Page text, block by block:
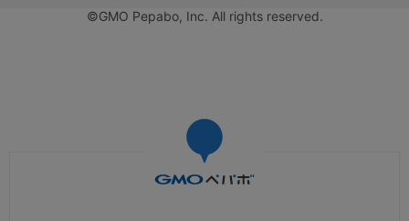
©GMO Pepabo, Inc. All rights reserved.